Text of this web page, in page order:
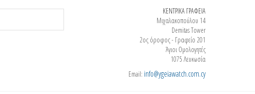
ΚΕΝΤΡΙΚΑ ΓΡΑΦΕΙΑ
Μιχαλακοπούλου 14
Demitas Tower
2ος όροφος - Γραφείο 201
Άγιοι Ομολογητές
1075 Λευκωσία
Email: info@ygeiawatch.com.cy